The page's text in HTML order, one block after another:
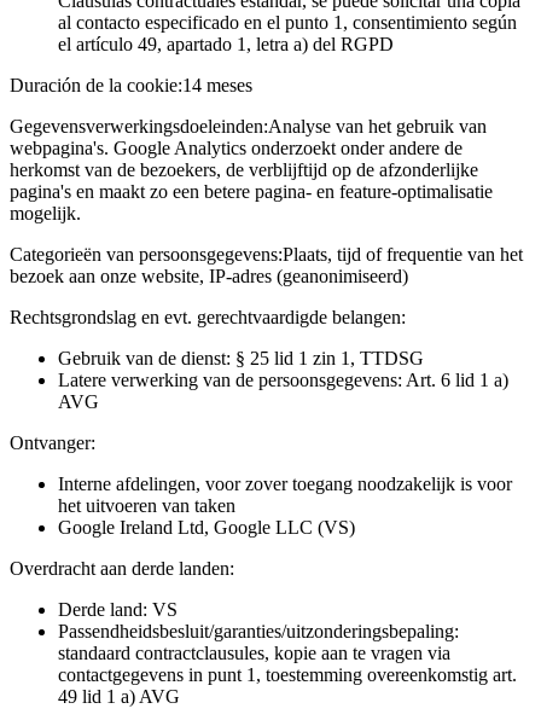
al contacto especificado en el punto 1, consentimiento según
el artículo 49, apartado 1, letra a) del RGPD
Duración de la cookie:14 meses
Gegevensverwerkingsdoeleinden:Analyse van het gebruik van
webpagina's. Google Analytics onderzoekt onder andere de
herkomst van de bezoekers, de verblijftijd op de afzonderlijke
pagina's en maakt zo een betere pagina- en feature-optimalisatie
mogelijk.
Categorieën van persoonsgegevens:Plaats, tijd of frequentie van het
bezoek aan onze website, IP-adres (geanonimiseerd)
Rechtsgrondslag en evt. gerechtvaardigde belangen:
Gebruik van de dienst: § 25 lid 1 zin 1, TTDSG
Latere verwerking van de persoonsgegevens: Art. 6 lid 1 a)
AVG
Ontvanger:
Interne afdelingen, voor zover toegang noodzakelijk is voor
het uitvoeren van taken
Google Ireland Ltd, Google LLC (VS)
Overdracht aan derde landen:
Derde land: VS
Passendheidsbesluit/garanties/uitzonderingsbepaling:
standaard contractclausules, kopie aan te vragen via
contactgegevens in punt 1, toestemming overeenkomstig art.
49 lid 1 a) AVG